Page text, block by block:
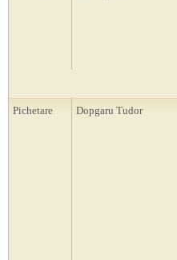
Pichetare Dopgaru Tudor